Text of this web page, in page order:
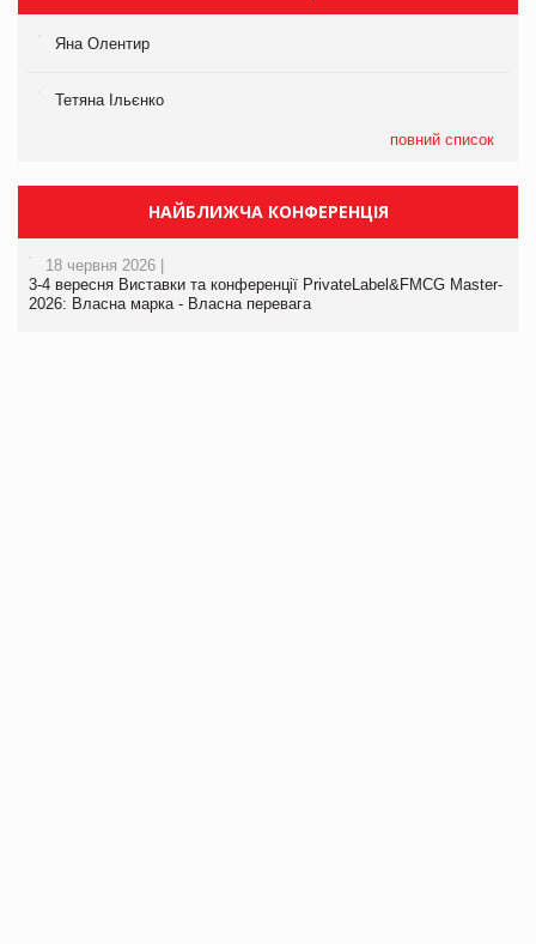
Яна Олентир
Тетяна Ільєнко
повний список
НАЙБЛИЖЧА КОНФЕРЕНЦІЯ
18 червня 2026 |
3-4 вересня Виставки та конференції PrivateLabel&FMCG Master-
2026: Власна марка - Власна перевага